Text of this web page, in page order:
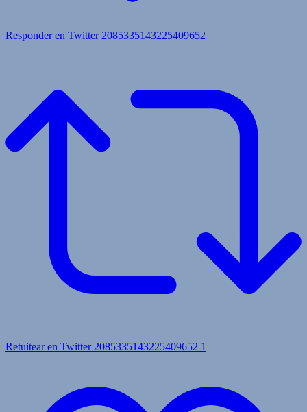
Responder en Twitter 2085335143225409652
Retuitear en Twitter 2085335143225409652 1